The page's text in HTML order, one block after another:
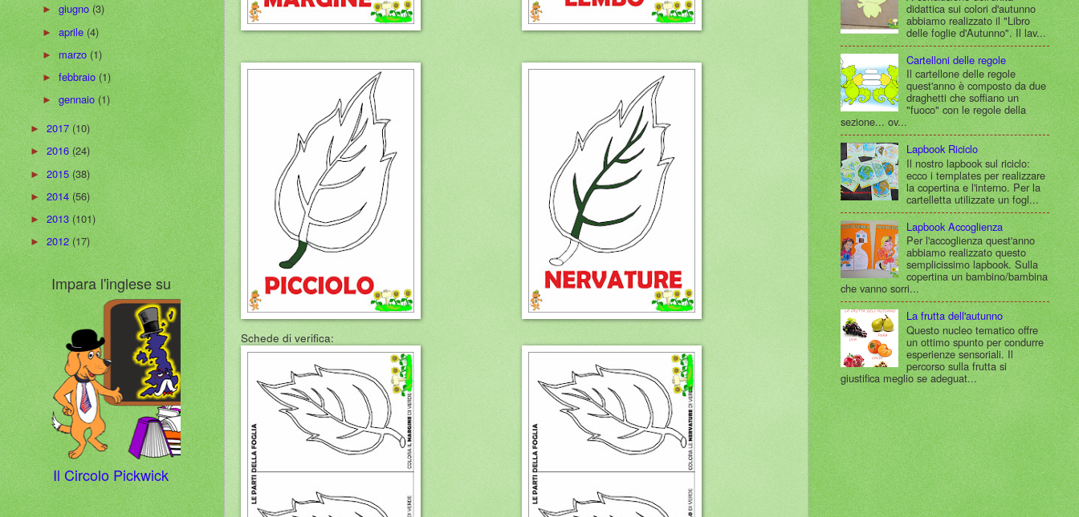
Schede di verifica:
►giugno(3)
►aprile(4)
►marzo(1)
►febbraio(1)
►gennaio(1)
►2017(10)
►2016(24)
►2015(38)
►2014(56)
►2013(101)
►2012(17)
Impara l'inglese su
Il Circolo Pickwick
didattica sui colori d'autunno
abbiamo realizzato il "Libro
delle foglie d'Autunno". Il lav...
Cartelloni delle regole
Il cartellone delle regole
quest'anno è composto da due
draghetti che soffiano un
"fuoco" con le regole della
sezione... ov...
Lapbook Riciclo
Il nostro lapbook sul riciclo:
ecco i templates per realizzare
la copertina e l'interno. Per la
cartelletta utilizzate un fogl...
Lapbook Accoglienza
Per l'accoglienza quest'anno
abbiamo realizzato questo
semplicissimo lapbook. Sulla
copertina un bambino/bambina
che vanno sorri...
La frutta dell'autunno
Questo nucleo tematico offre
un ottimo spunto per condurre
esperienze sensoriali. Il
percorso sulla frutta si
giustifica meglio se adeguat...